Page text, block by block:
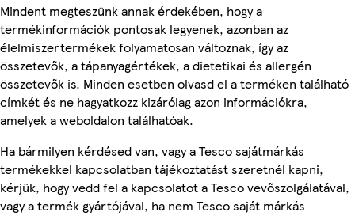
Mindent megteszünk annak érdekében, hogy a
termékinformációk pontosak legyenek, azonban az
élelmiszertermékek folyamatosan változnak, így az
összetevők, a tápanyagértékek, a dietetikai és allergén
összetevők is. Minden esetben olvasd el a terméken található
címkét és ne hagyatkozz kizárólag azon információkra,
amelyek a weboldalon találhatóak.
Ha bármilyen kérdésed van, vagy a Tesco sajátmárkás
termékekkel kapcsolatban tájékoztatást szeretnél kapni,
kérjük, hogy vedd fel a kapcsolatot a Tesco vevőszolgálatával,
vagy a termék gyártójával, ha nem Tesco saját márkás